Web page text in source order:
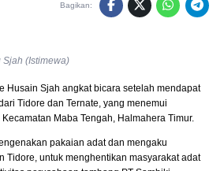
Bagikan:
(Istimewa)
Husain Sjah angkat bicara setelah mendapat
Tidore dan Ternate, yang menemui
Maba Tengah, Halmahera Timur.
pakaian adat dan mengaku
Tidore, untuk menghentikan masyarakat adat